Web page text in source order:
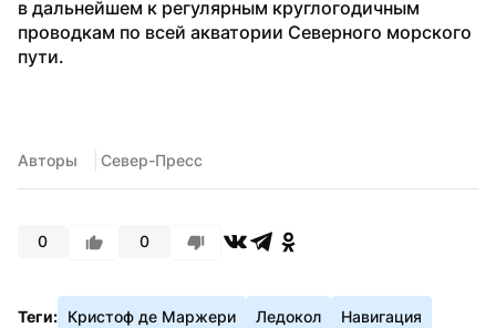
в дальнейшем к регулярным круглогодичным
проводкам по всей акватории Северного морского
пути.
Авторы Север-Пресс
0 0
Теги: Кристоф де Маржери Ледокол Навигация